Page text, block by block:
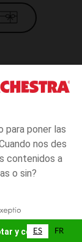
para poner las
nos des
contenidos a
o sin?
y cerrar
de comercio
de mediación de
ES FR